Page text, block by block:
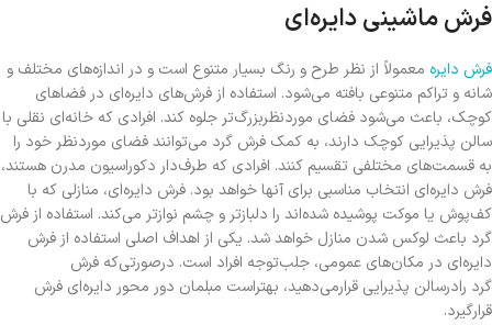
فرش ماشینی دایره‌ای
فرش دایره معمولاً از نظر طرح و رنگ بسیار متنوع است و در اندازه‌های مختلف و
شانه و تراکم متنوعی بافته می‌شود. استفاده از فرش‌های دایره‌ای در فضاهای
کوچک، باعث می‌شود فضای موردنظربزرگ‌تر جلوه کند. افرادی که خانه‌ای نقلی با
سالن پذیرایی کوچک دارند، به کمک فرش گرد می‌توانند فضای موردنظر خود را
به قسمت‌های مختلفی تقسیم کنند. افرادی که طرف‌دار دکوراسیون مدرن هستند،
فرش دایره‌ای انتخاب مناسبی برای آنها خواهد بود. فرش دایره‌ای، منازلی که با
کف‌پوش یا موکت پوشیده شده‌اند را دلبازتر و چشم نوازتر می‌کند. استفاده از فرش
گرد باعث لوکس شدن منازل خواهد شد. یکی از اهداف اصلی استفاده از فرش
دایره‌ای در مکان‌های عمومی، جلب‌توجه افراد است. درصورتی‌که فرش
گرد رادرسالن پذیرایی قرارمی‌دهید، بهتراست مبلمان دور محور دایره‌ای فرش
قرارگیرد.